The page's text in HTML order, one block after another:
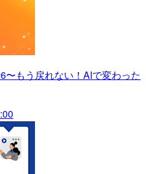
〜もう戻れない！AIで変わった